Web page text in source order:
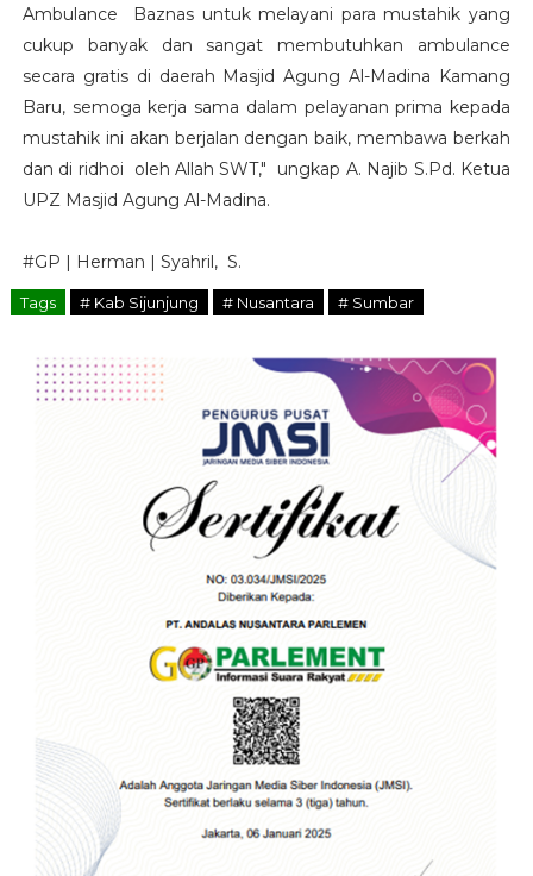
Ambulance Baznas untuk melayani para mustahik yang
cukup banyak dan sangat membutuhkan ambulance
secara gratis di daerah Masjid Agung Al-Madina Kamang
Baru, semoga kerja sama dalam pelayanan prima kepada
mustahik ini akan berjalan dengan baik, membawa berkah
dan di ridhoi oleh Allah SWT," ungkap A. Najib S.Pd. Ketua
UPZ Masjid Agung Al-Madina.
#GP | Herman | Syahril, S.
Tags # Kab Sijunjung # Nusantara # Sumbar